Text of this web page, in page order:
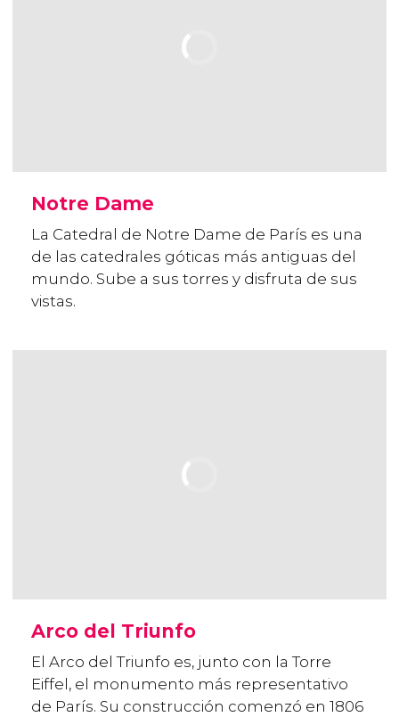
Notre Dame
La Catedral de Notre Dame de París es una
de las catedrales góticas más antiguas del
mundo. Sube a sus torres y disfruta de sus
vistas.
Arco del Triunfo
El Arco del Triunfo es, junto con la Torre
Eiffel, el monumento más representativo
de París. Su construcción comenzó en 1806